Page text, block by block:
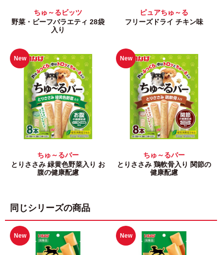
ちゅ～るビッツ
野菜・ビーフバラエティ 28袋
入り
ピュアちゅ～る
フリーズドライ チキン味
New
ちゅ～るバー
とりささみ 緑黄色野菜入り お
腹の健康配慮
New
ちゅ～るバー
とりささみ 鶏軟骨入り 関節の
健康配慮
同じシリーズの商品
New New